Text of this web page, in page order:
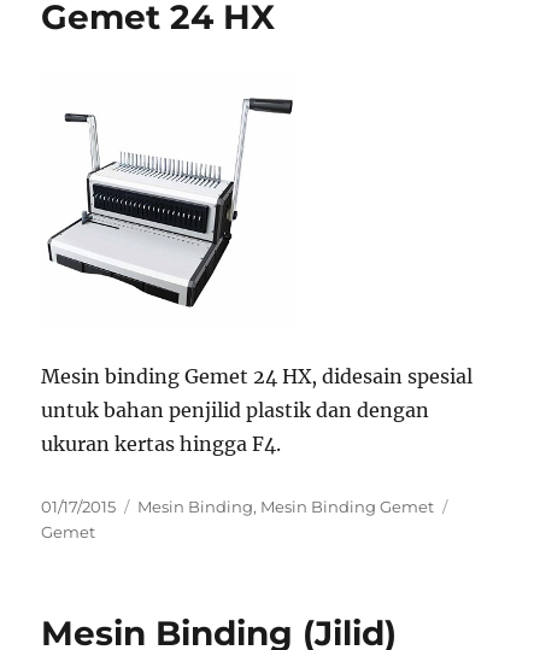
Gemet 24 HX
Mesin binding Gemet 24 HX, didesain spesial
untuk bahan penjilid plastik dan dengan
ukuran kertas hingga F4.
Posted
on
01/17/2015 Categories
Mesin Binding, Mesin Binding Gemet
Gemet
Mesin Binding (Jilid)